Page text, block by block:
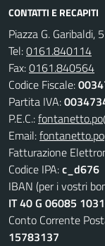
CONTATTI E RECAPITI
Piazza G.
Tel:0161.840114
Fax:0161.840564
Codice Fiscale:
Partita IVA:
P.E.C.:
Email:
Fatturazione
Codice IPA:c_d676
IBAN (per i vostri
IT 40 G 06085
Conto Corrente
15783137